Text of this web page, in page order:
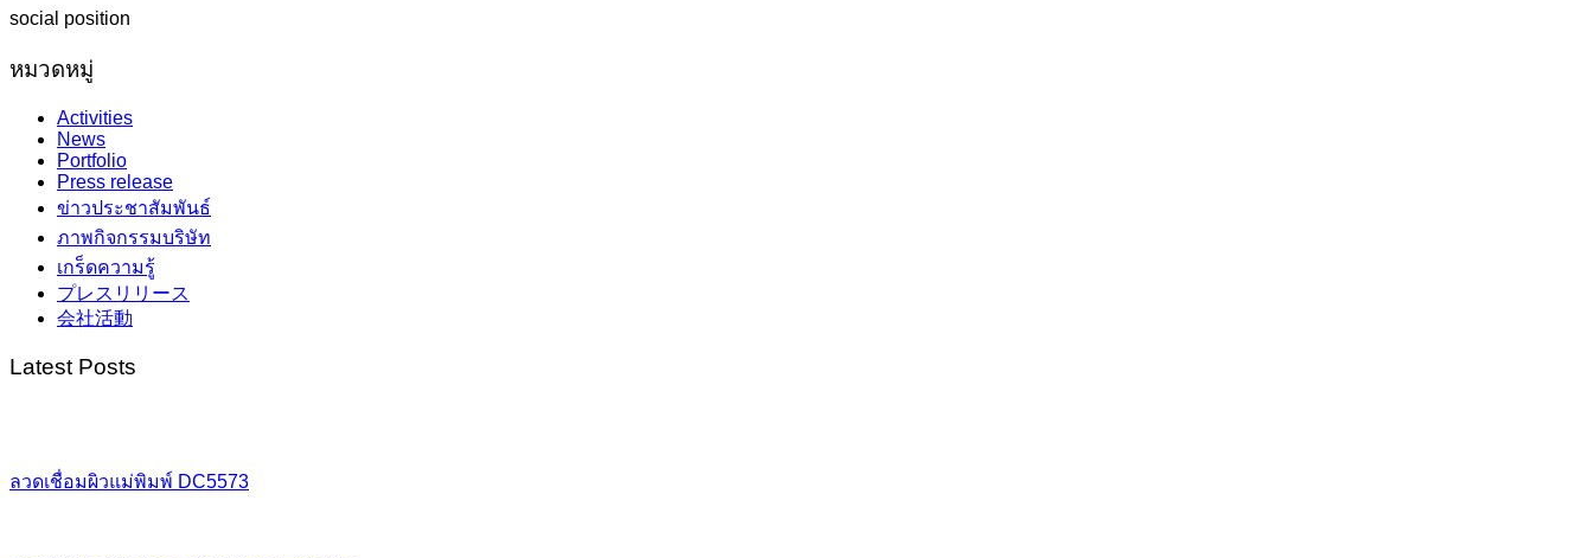
social position
หมวดหมู่
Activities
News
Portfolio
Press release
ข่าวประชาสัมพันธ์
ภาพกิจกรรมบริษัท
เกร็ดความรู้
プレスリリース
会社活動
Latest Posts
ลวดเชื่อมผิวแม่พิมพ์ DC5573